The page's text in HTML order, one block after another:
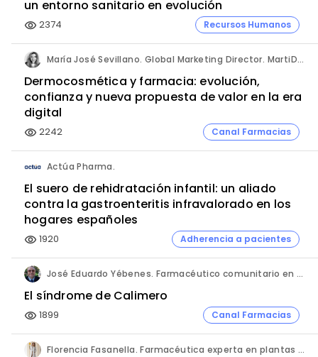
un entorno sanitario en evolución
visibility 2374 Recursos Humanos
María José Sevillano. Global Marketing Director. MartiDerm.
Dermocosmética y farmacia: evolución,
confianza y nueva propuesta de valor en la era
digital
visibility 2242 Canal Farmacias
Actúa Pharma.
El suero de rehidratación infantil: un aliado
contra la gastroenteritis infravalorado en los
hogares españoles
visibility 1920 Adherencia a pacientes
José Eduardo Yébenes. Farmacéutico comunitario en Mijas (Málaga).
El síndrome de Calimero
visibility 1899 Canal Farmacias
Florencia Fasanella. Farmacéutica experta en plantas medicinales.